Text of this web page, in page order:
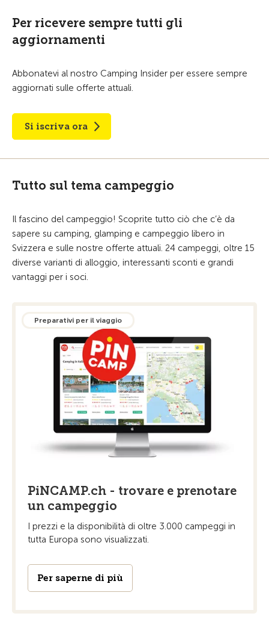
Per ricevere sempre tutti gli
aggiornamenti
Abbonatevi al nostro Camping Insider per essere sempre
aggiornati sulle offerte attuali.
Si iscriva ora
Tutto sul tema campeggio
Il fascino del campeggio! Scoprite tutto ciò che c’è da
sapere su camping, glamping e campeggio libero in
Svizzera e sulle nostre offerte attuali. 24 campeggi, oltre 15
diverse varianti di alloggio, interessanti sconti e grandi
vantaggi per i soci.
Preparativi per il viaggio
PiNCAMP.ch - trovare e prenotare
un campeggio
I prezzi e la disponibilità di oltre 3.000 campeggi in
tutta Europa sono visualizzati.
Per saperne di più